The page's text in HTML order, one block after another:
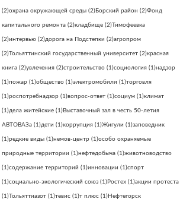
(2)охрана окружающей среды (2) Борский район (2)Фонд
капитального ремонта (2)кладбище (2)Тимофеевка
(2)интервью (2)дорога на Подстепки (2)агропром
(2)Тольяттинский государственный университет (2)красная
книга (2)увлечения (2)строительство (1)социология (1)надзор
(1)пожар (1)общество (1)электромобили (1)торговля
(1)роспотребнадзор (1)вопрос-ответ (1)социум (1)климат
(1)дела житейские (1) Выставочный зал в честь 50-летия
АВТОВАЗа (1)дети (1)коррупция (1)Жигули (1)заповедник
(1)редкие виды (1)немов-центр (1)особо охраняемые
природные территории (1)нефтедобыча (1)животноводство
(1)содержание территорий (1)инновации (1)спорт
(1)социально-экологический союз (1) Ростех (1)акции протеста
(1)Тольяттиазот (1)тевис (1)т плюс (1) Нефтегорск